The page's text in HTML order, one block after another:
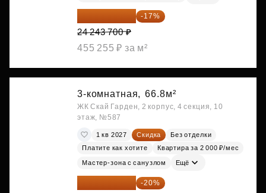
20 122 271 ₽ -17%
24 243 700 ₽
455 255 ₽ за м²
3-комнатная, 66.8м²
ЖК Скай Гарден, 2 корпус, 4 секция, 10
этаж, №587
1 кв 2027 Скидка
Без отделки
Платите как хотите
Квартира за 2 000 ₽/мес
Мастер-зона с санузлом Ещё
24 935 104 ₽ -20%